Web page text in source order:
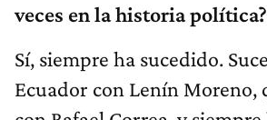
veces en la historia política?
Sí, siempre ha sucedido.
Ecuador con Lenín Moreno,